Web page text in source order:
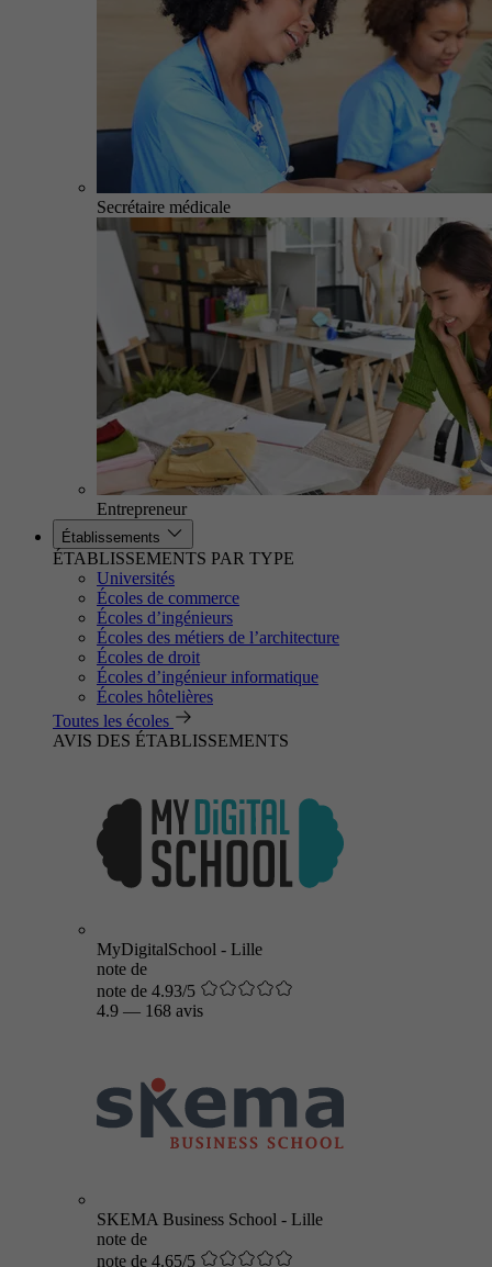
Secrétaire médicale
Entrepreneur
Établissements
ÉTABLISSEMENTS PAR TYPE
Universités
Écoles de commerce
Écoles d’ingénieurs
Écoles des métiers de l’architecture
Écoles de droit
Écoles d’ingénieur informatique
Écoles hôtelières
Toutes les écoles
AVIS DES ÉTABLISSEMENTS
MyDigitalSchool - Lille
note de
note de 4.93/5
4.9 — 168 avis
SKEMA Business School - Lille
note de
note de 4.65/5